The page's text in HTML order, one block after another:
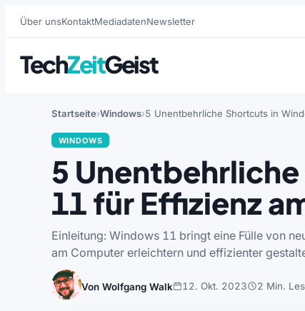
Über unsKontaktMediadatenNewsletter
TechZeitGeist
Startseite Windows 5 Unentbehrliche Shortcuts in
WINDOWS
5
11 für Effizienz
Einleitung: Windows 11 bringt eine Fülle von
am Computer erleichtern und effizienter
Von Wolfgang Walk 12. Okt. 2023 2 Min.